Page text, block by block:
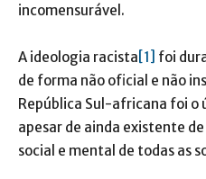
incomensurável.
A ideologia racista [1] foi
de forma não oficial e não
República Sul-africana foi o
apesar de ainda existente
social e mental de todas as